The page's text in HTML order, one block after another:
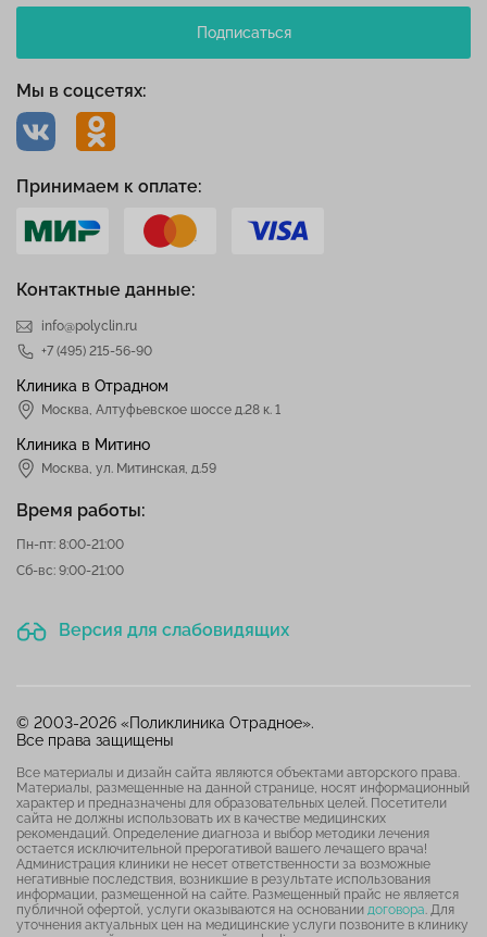
Контактные данные:
info@polyclin.ru
+7 (495) 215-56-90
Клиника в Отрадном
Москва, Алтуфьевское шоссе д.28 к. 1
Клиника в Митино
Москва, ул. Митинская, д.59
Время работы:
Пн-пт: 8:00-21:00
Сб-вс: 9:00-21:00
Мы в соцсетях:
Подписаться
Версия для слабовидящих
Принимаем к оплате:
© 2003-2026 «Поликлиника Отрадное».
Все права защищены
Все материалы и дизайн сайта являются объектами авторского права.
Материалы, размещенные на данной странице, носят информационный
характер и предназначены для образовательных целей. Посетители
сайта не должны использовать их в качестве медицинских
рекомендаций. Определение диагноза и выбор методики лечения
остается исключительной прерогативой вашего лечащего врача!
Администрация клиники не несет ответственности за возможные
негативные последствия, возникшие в результате использования
информации, размещенной на сайте. Размещенный прайс не является
публичной офертой, услуги оказываются на основании договора. Для
уточнения актуальных цен на медицинские услуги позвоните в клинику